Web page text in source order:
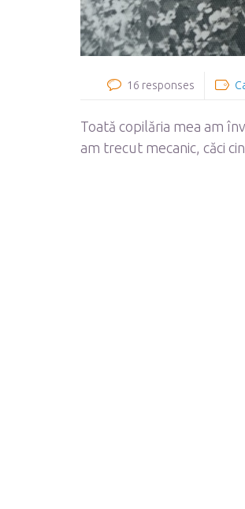
16 responses
Toată copilăria mea am
am trecut mecanic, căci